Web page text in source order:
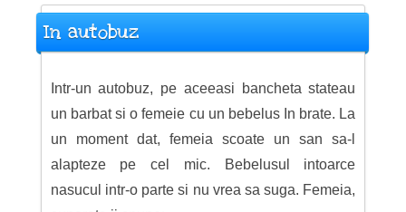
In autobuz
Intr-un autobuz, pe aceeasi bancheta stateau
un barbat si o femeie cu un bebelus In brate. La
un moment dat, femeia scoate un san sa-l
alapteze pe cel mic. Bebelusul intoarce
nasucul intr-o parte si nu vrea sa suga. Femeia,